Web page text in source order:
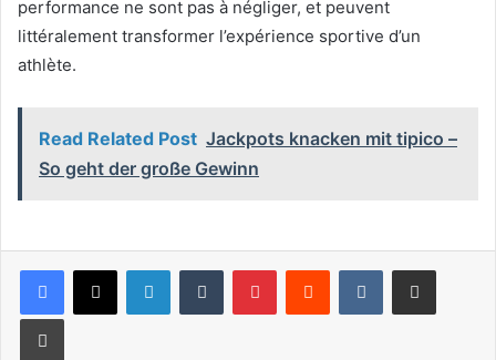
performance ne sont pas à négliger, et peuvent
littéralement transformer l’expérience sportive d’un
athlète.
Read Related Post Jackpots knacken mit tipico –
So geht der große Gewinn